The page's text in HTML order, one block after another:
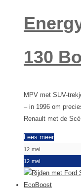
130
MPV met SUV-
– in 1996 om
Renault met de
Lees meer
12 mei
12 mei